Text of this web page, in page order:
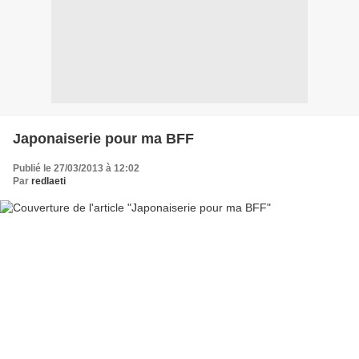
Japonaiserie pour ma BFF
Publié le 27/03/2013 à 12:02
Par redlaeti